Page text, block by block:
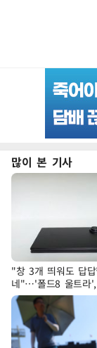
많이 본 기사
"창 3개 띄워도 답
네"…'폴드8 울트라
니